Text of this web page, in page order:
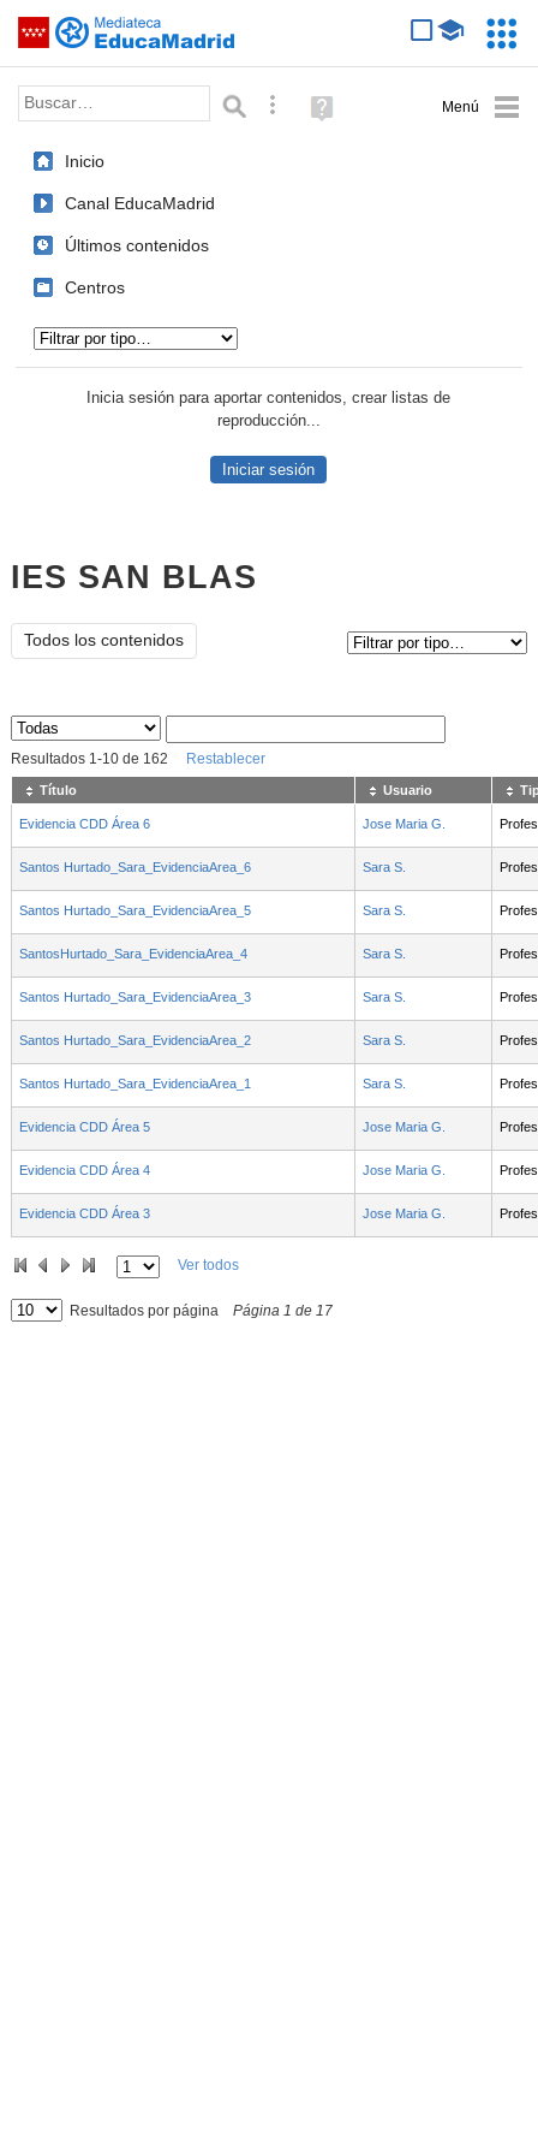
Saltar navegación
Palabra o frase: Búsqueda avanzada
Ayuda
(en
Inicio
Canal EducaMadrid
Últimos contenidos
Centros
Inicia sesión para aportar contenidos, crear listas de
reproducción...
Iniciar sesión
IES SAN BLAS
Todos los contenidos
Sus archivos
Resultados 1 -10de 162 Restablecer
Título Usuario
Evidencia CDD Área 6 Jose Maria G.
Santos Hurtado_Sara_EvidenciaArea_6 Sara S.
Santos Hurtado_Sara_EvidenciaArea_5 Sara S.
SantosHurtado_Sara_EvidenciaArea_4 Sara S.
Santos Hurtado_Sara_EvidenciaArea_3 Sara S.
Santos Hurtado_Sara_EvidenciaArea_2 Sara S.
Santos Hurtado_Sara_EvidenciaArea_1 Sara S.
Evidencia CDD Área 5 Jose Maria G.
Evidencia CDD Área 4 Jose Maria G.
Evidencia CDD Área 3 Jose Maria G.
Ver todos
Resultados por página Página 1 de 17